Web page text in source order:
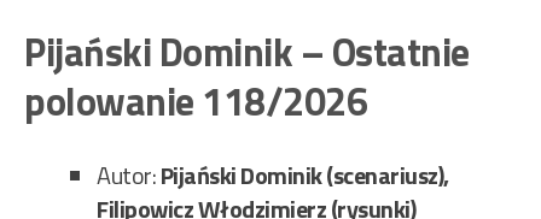
Pijański Dominik – Ostatnie
polowanie 118/2026
Autor:Pijański Dominik (scenariusz),
Filipowicz Włodzimierz (rysunki)